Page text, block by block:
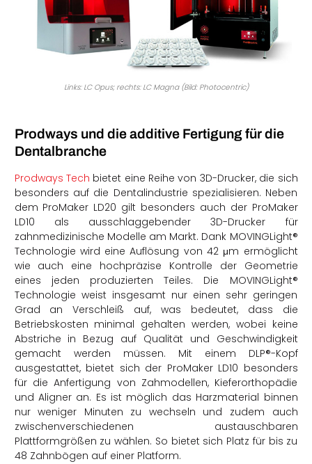
Links: LC Opus; rechts: LC Magna (Bild: Photocentric)
Prodways und die additive Fertigung für die
Dentalbranche
Prodways Tech bietet eine Reihe von 3D-Drucker, die sich
besonders auf die Dentalindustrie spezialisieren. Neben
dem ProMaker LD20 gilt besonders auch der ProMaker
LD10 als ausschlaggebender 3D-Drucker für
zahnmedizinische Modelle am Markt. Dank MOVINGLight®
Technologie wird eine Auflösung von 42 μm ermöglicht
wie auch eine hochpräzise Kontrolle der Geometrie
eines jeden produzierten Teiles. Die MOVINGLight®
Technologie weist insgesamt nur einen sehr geringen
Grad an Verschleiß auf, was bedeutet, dass die
Betriebskosten minimal gehalten werden, wobei keine
Abstriche in Bezug auf Qualität und Geschwindigkeit
gemacht werden müssen. Mit einem DLP®-Kopf
ausgestattet, bietet sich der ProMaker LD10 besonders
für die Anfertigung von Zahmodellen, Kieferorthopädie
und Aligner an. Es ist möglich das Harzmaterial binnen
nur weniger Minuten zu wechseln und zudem auch
zwischenverschiedenen austauschbaren
Plattformgrößen zu wählen. So bietet sich Platz für bis zu
48 Zahnbögen auf einer Platform.